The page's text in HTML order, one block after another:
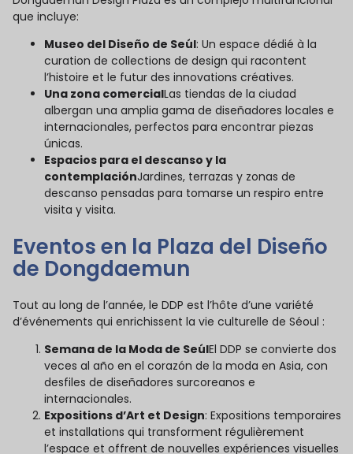
que incluye:
Museo del Diseño de Seúl: Un espace dédié à la
curation de collections de design qui racontent
l’histoire et le futur des innovations créatives.
Una zona comercialLas tiendas de la ciudad
albergan una amplia gama de diseñadores locales e
internacionales, perfectos para encontrar piezas
únicas.
Espacios para el descanso y la
contemplaciónJardines, terrazas y zonas de
descanso pensadas para tomarse un respiro entre
visita y visita.
Eventos en la Plaza del Diseño
de Dongdaemun
Tout au long de l’année, le DDP est l’hôte d’une variété
d’événements qui enrichissent la vie culturelle de Séoul :
Semana de la Moda de SeúlEl DDP se convierte dos
veces al año en el corazón de la moda en Asia, con
desfiles de diseñadores surcoreanos e
internacionales.
Expositions d’Art et Design: Expositions temporaires
et installations qui transforment régulièrement
l’espace et offrent de nouvelles expériences visuelles